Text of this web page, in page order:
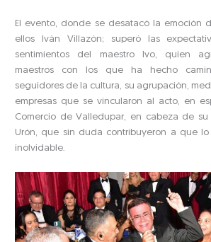
El evento, donde se desatacó la emoción
ellos Iván Villazón; superó las
sentimientos del maestro Ivo, quien
maestros con los que ha hecho
seguidores de la cultura, su agrupación,
empresas que se vincularon al acto, en
Comercio de Valledupar, en cabeza de su
Urón, que sin duda contribuyeron a que
inolvidable.